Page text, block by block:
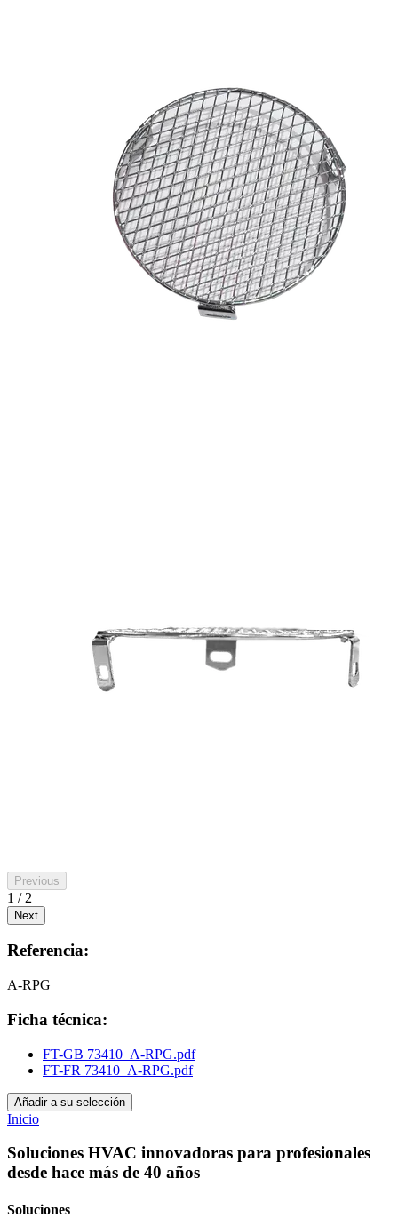
Previous
1 / 2
Next
Referencia:
A-RPG
Ficha técnica:
FT-GB 73410_A-RPG.pdf
FT-FR 73410_A-RPG.pdf
Añadir a su selección
Inicio
Soluciones HVAC innovadoras para profesionales
desde hace más de 40 años
Soluciones